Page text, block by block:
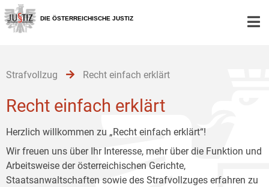
Zur
Hauptnavigation
[1]
Zum
Inhalt
[2]
Zum
Untermenü
[3]
DIE ÖSTERREICHISCHE JUSTIZ
Strafvollzug Recht einfach erklärt
Recht einfach erklärt
Herzlich willkommen zu „Recht einfach erklärt“!
Wir freuen uns über Ihr Interesse, mehr über die Funktion und
Arbeitsweise der österreichischen Gerichte,
Staatsanwaltschaften sowie des Strafvollzuges erfahren zu